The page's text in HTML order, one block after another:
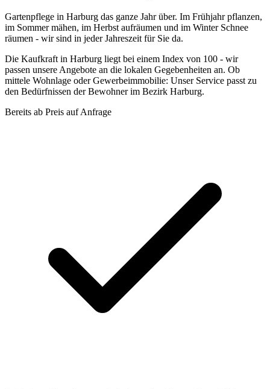
Gartenpflege in Harburg das ganze Jahr über. Im Frühjahr pflanzen,
im Sommer mähen, im Herbst aufräumen und im Winter Schnee
räumen - wir sind in jeder Jahreszeit für Sie da.
Die Kaufkraft in Harburg liegt bei einem Index von 100 - wir
passen unsere Angebote an die lokalen Gegebenheiten an. Ob
mittele Wohnlage oder Gewerbeimmobilie: Unser Service passt zu
den Bedürfnissen der Bewohner im Bezirk Harburg.
Bereits ab Preis auf Anfrage